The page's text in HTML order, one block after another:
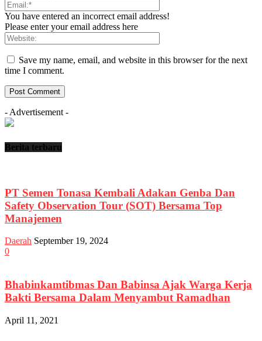
You have entered an incorrect email address!
Please enter your email address here
Save my name, email, and website in this browser for the next
time I comment.
- Advertisement -
Berita terbaru
PT Semen Tonasa Kembali Adakan Genba Dan
Safety Observation Tour (SOT) Bersama Top
Manajemen
Daerah September 19, 2024
0
Bhabinkamtibmas Dan Babinsa Ajak Warga Kerja
Bakti Bersama Dalam Menyambut Ramadhan
April 11, 2021